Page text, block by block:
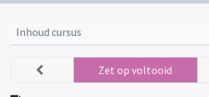
Inhoud cursus
Zet op voltooid